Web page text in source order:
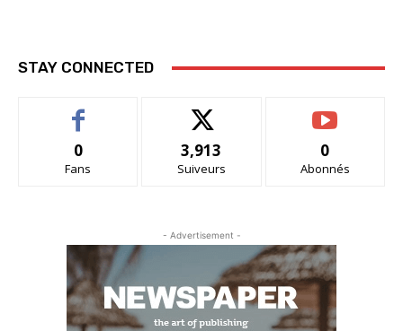
STAY CONNECTED
0
Fans
3,913
Suiveurs
0
Abonnés
- Advertisement -